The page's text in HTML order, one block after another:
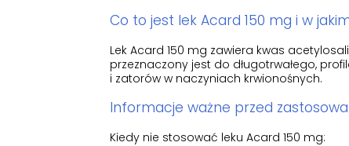
Co to jest lek Acard 150 mg i w
Lek Acard 150 mg zawiera kwas
przeznaczony jest do długotrwałego,
i zatorów w naczyniach krwionośnych.
Informacje ważne przed
Kiedy nie stosować leku Acard 150 mg: